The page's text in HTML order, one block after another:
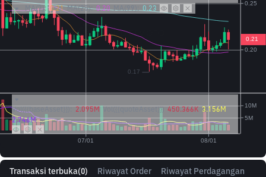
Transaksi terbuka(0) Riwayat Order Riwayat Perdagangan
MA(7): 0.21 MA(25): 0.20 MA(99): 0.23
Vol({{baseAsset}}): 2.095M Vol({{quoteAsset}}) 450.366K 3.156M
2.746M